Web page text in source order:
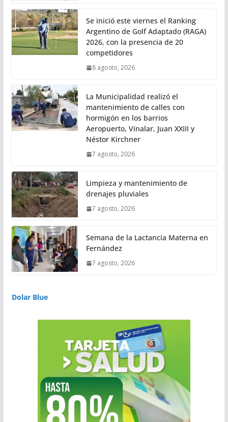
Se inició este viernes el Ranking
Argentino de Golf Adaptado (RAGA)
2026, con la presencia de 20
competidores
8 agosto, 2026
La Municipalidad realizó el
mantenimiento de calles con
hormigón en los barrios
Aeropuerto, Vinalar, Juan XXIII y
Néstor Kirchner
7 agosto, 2026
Limpieza y mantenimiento de
drenajes pluviales
7 agosto, 2026
Semana de la Lactancia Materna en
Fernández
7 agosto, 2026
Dolar Blue